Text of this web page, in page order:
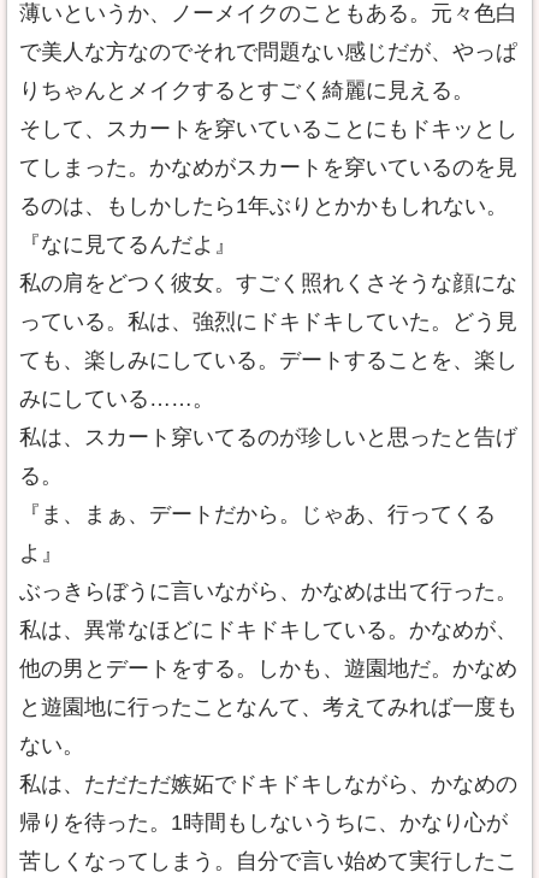
薄いというか、ノーメイクのこともある。元々色白
で美人な方なのでそれで問題ない感じだが、やっぱ
りちゃんとメイクするとすごく綺麗に見える。
そして、スカートを穿いていることにもドキッとし
てしまった。かなめがスカートを穿いているのを見
るのは、もしかしたら1年ぶりとかかもしれない。
『なに見てるんだよ』
私の肩をどつく彼女。すごく照れくさそうな顔にな
っている。私は、強烈にドキドキしていた。どう見
ても、楽しみにしている。デートすることを、楽し
みにしている……。
私は、スカート穿いてるのが珍しいと思ったと告げ
る。
『ま、まぁ、デートだから。じゃあ、行ってくる
よ』
ぶっきらぼうに言いながら、かなめは出て行った。
私は、異常なほどにドキドキしている。かなめが、
他の男とデートをする。しかも、遊園地だ。かなめ
と遊園地に行ったことなんて、考えてみれば一度も
ない。
私は、ただただ嫉妬でドキドキしながら、かなめの
帰りを待った。1時間もしないうちに、かなり心が
苦しくなってしまう。自分で言い始めて実行したこ